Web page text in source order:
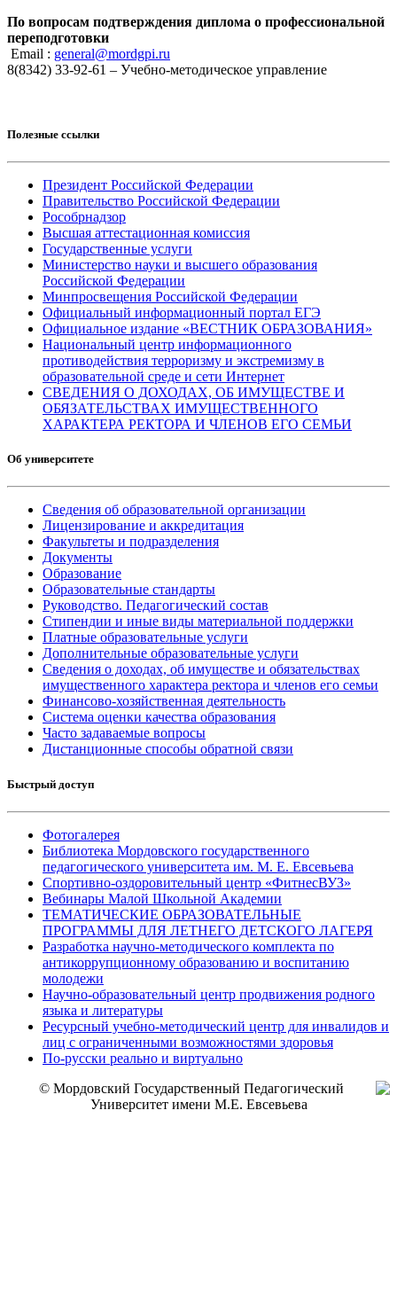
По вопросам подтверждения диплома о профессиональной
переподготовки
Email : general@mordgpi.ru
8(8342) 33-92-61 – Учебно-методическое управление
Полезные ссылки
Президент Российской Федерации
Правительство Российской Федерации
Рособрнадзор
Высшая аттестационная комиссия
Государственные услуги
Министерство науки и высшего образования
Российской Федерации
Минпросвещения Российской Федерации
Официальный информационный портал ЕГЭ
Официальное издание «ВЕСТНИК ОБРАЗОВАНИЯ»
Национальный центр информационного
противодействия терроризму и экстремизму в
образовательной среде и сети Интернет
СВЕДЕНИЯ О ДОХОДАХ, ОБ ИМУЩЕСТВЕ И
ОБЯЗАТЕЛЬСТВАХ ИМУЩЕСТВЕННОГО
ХАРАКТЕРА РЕКТОРА И ЧЛЕНОВ ЕГО СЕМЬИ
Об университете
Сведения об образовательной организации
Лицензирование и аккредитация
Факультеты и подразделения
Документы
Образование
Образовательные стандарты
Руководство. Педагогический состав
Стипендии и иные виды материальной поддержки
Платные образовательные услуги
Дополнительные образовательные услуги
Сведения о доходах, об имуществе и обязательствах
имущественного характера ректора и членов его семьи
Финансово-хозяйственная деятельность
Система оценки качества образования
Часто задаваемые вопросы
Дистанционные способы обратной связи
Быстрый доступ
Фотогалерея
Библиотека Мордовского государственного
педагогического университета им. М. Е. Евсевьева
Спортивно-оздоровительный центр «ФитнесВУЗ»
Вебинары Малой Школьной Академии
ТЕМАТИЧЕСКИЕ ОБРАЗОВАТЕЛЬНЫЕ
ПРОГРАММЫ ДЛЯ ЛЕТНЕГО ДЕТСКОГО ЛАГЕРЯ
Разработка научно-методического комплекта по
антикоррупционному образованию и воспитанию
молодежи
Научно-образовательный центр продвижения родного
языка и литературы
Ресурсный учебно-методический центр для инвалидов и
лиц с ограниченными возможностями здоровья
По-русски реально и виртуально
© Мордовский Государственный Педагогический
Университет имени М.Е. Евсевьева